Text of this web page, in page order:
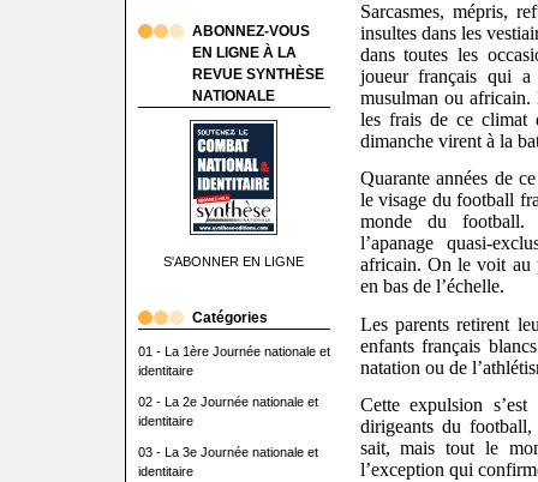
ABONNEZ-VOUS
EN LIGNE À LA
REVUE SYNTHÈSE
NATIONALE
S'ABONNER EN LIGNE
Catégories
01 - La 1ère Journée nationale et
identitaire
02 - La 2e Journée nationale et
identitaire
03 - La 3e Journée nationale et
identitaire
Sarcasmes, mépris,
insultes dans les
dans toutes les
joueur français qui
musulman ou africain.
les frais de ce climat
dimanche virent à la
Quarante années de
le visage du football
monde du football.
l’apanage quasi-
africain. On le voit au
en bas de l’échelle.
Les parents retirent
enfants français
natation ou de
Cette expulsion
dirigeants du
sait, mais tout le
l’exception qui